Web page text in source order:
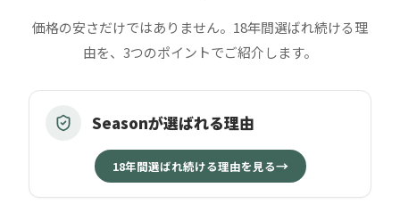
価格の安さだけではありません。18年間選ばれ続ける理
由を、3つのポイントでご紹介します。
Seasonが選ばれる理由
18年間選ばれ続ける理由を見る→